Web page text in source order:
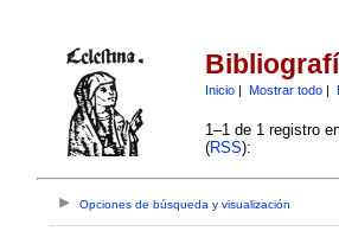
Inicio| Mostrar todo|
1–1 de 1 registro
(RSS):
Opciones de búsqueda y visualización